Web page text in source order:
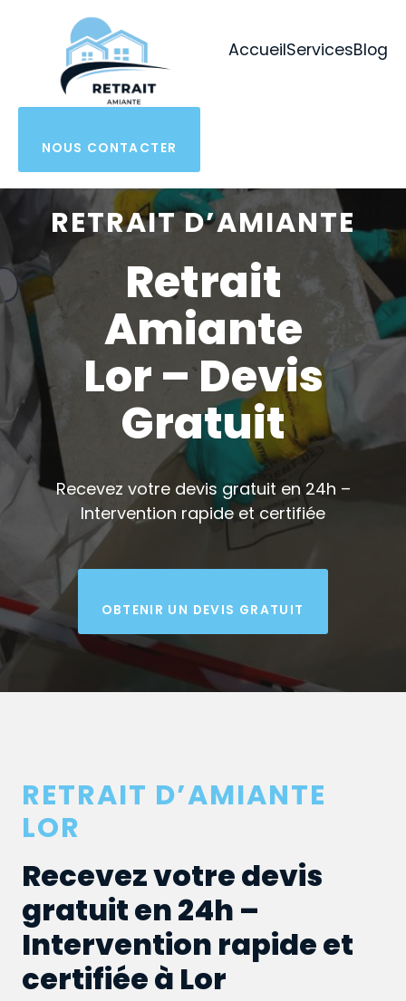
AccueilServicesBlog
NOUS CONTACTER
RETRAIT D’AMIANTE
Retrait
Amiante
Lor – Devis
Gratuit
Recevez votre devis gratuit en 24h –
Intervention rapide et certifiée
OBTENIR UN DEVIS GRATUIT
RETRAIT D’AMIANTE
LOR
Recevez votre devis
gratuit en 24h –
Intervention rapide et
certifiée à Lor